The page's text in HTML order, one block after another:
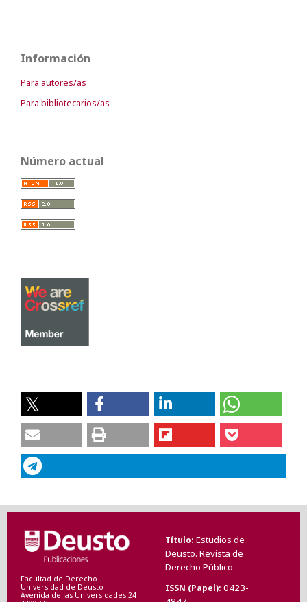
Información
Para autores/as
Para bibliotecarios/as
Número actual
Facultad de Derecho
Universidad de Deusto
Avenida de las Universidades 24
Título Estudios de
Deusto. Revista de
Derecho Público
ISSN (Papel) 0423-